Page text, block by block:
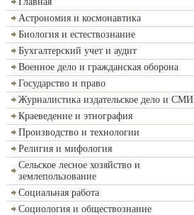
Астрономия и космонавтика
Биология и естествознание
Бухгалтерский учет и аудит
Военное дело и гражданская оборона
Государство и право
Журналистика издательское дело и СМИ
Краеведение и этнография
Производство и технологии
Религия и мифология
Сельское лесное хозяйство и
землепользование
Социальная работа
Социология и обществознание